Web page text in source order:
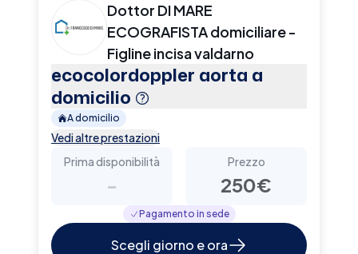
Dottor DI MARE
ECOGRAFISTA domiciliare -
Figline incisa valdarno
ecocolordoppler aorta a
domicilio
A domicilio
Vedi altre prestazioni
Prima disponibilità
-
Prezzo
250€
Pagamento in sede
Scegli giorno e ora